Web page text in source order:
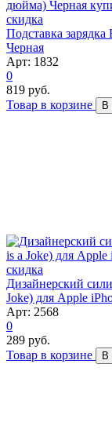
скидка
Подставка
Черная
Арт: 1832
0
819 руб.
Товар в корзине
В
скидка
Дизайнерский
Joke) для Apple
Арт: 2568
0
289 руб.
Товар в корзине
В